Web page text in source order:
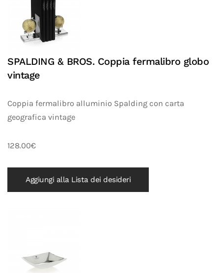
SPALDING & BROS. Coppia fermalibro globo
vintage
Coppia fermalibro alluminio Spalding con carta
geografica vintage
128.00€
Aggiungi alla Lista dei desideri